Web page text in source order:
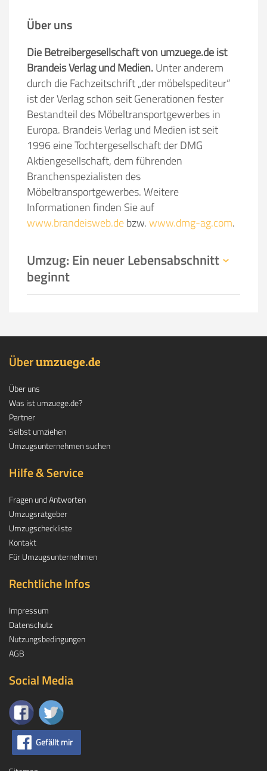
Über uns
Die Betreibergesellschaft von umzuege.de ist
Brandeis Verlag und Medien.Unter anderem
durch die Fachzeitschrift „der möbelspediteur“
ist der Verlag schon seit Generationen fester
Bestandteil des Möbeltransportgewerbes in
Europa. Brandeis Verlag und Medien ist seit
1996 eine Tochtergesellschaft der DMG
Aktiengesellschaft, dem führenden
Branchenspezialisten des
Möbeltransportgewerbes. Weitere
Informationen finden Sie auf
www.brandeisweb.debzw.www.dmg-ag.com.
Umzug: Ein neuer Lebensabschnitt
beginnt
Überumzuege.de
Über uns
Was ist umzuege.de?
Partner
Selbst umziehen
Umzugsunternehmen suchen
Hilfe & Service
Fragen und Antworten
Umzugsratgeber
Umzugscheckliste
Kontakt
Für Umzugsunternehmen
Rechtliche Infos
Impressum
Datenschutz
Nutzungsbedingungen
AGB
Social Media
Gefällt mir